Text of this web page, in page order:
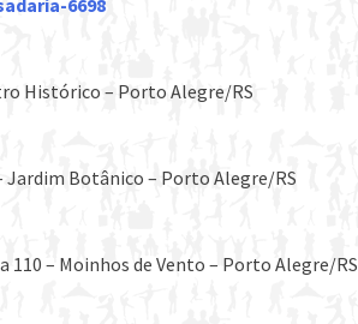
6698
Histórico – Porto Alegre/RS
Jardim Botânico – Porto Alegre/RS
110 – Moinhos de Vento – Porto Alegre/RS